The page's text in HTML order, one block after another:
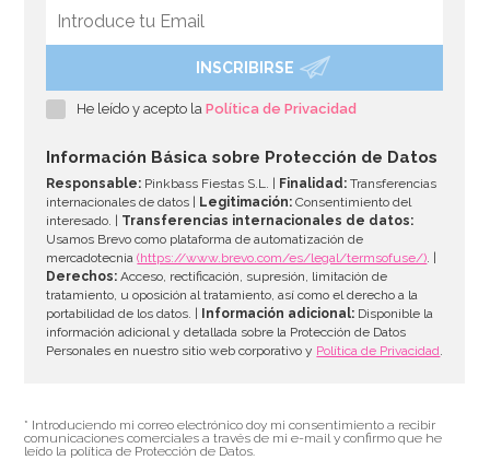
Nordic Ware Blossom
AÑADIR
INSCRIBIRSE
He leído y acepto laPolítica de Privacidad
Información Básica sobre Protección de Datos
Responsable: Pinkbass Fiestas S.L. | Finalidad: Transferencias
internacionales de datos |
Legitimación: Consentimiento del
interesado. | Transferencias internacionales de datos:
Usamos Brevo como plataforma de automatización de
mercadotecnia(https://www.brevo.com/es/legal/termsofuse/). |
Derechos: Acceso, rectificación, supresión, limitación de
tratamiento, u oposición al tratamiento, así como el derecho a la
portabilidad de los datos. |
Información adicional: Disponible la
información adicional y detallada sobre la Protección de Datos
Personales en nuestro sitio web corporativo y Política de Privacidad.
* Introduciendo mi correo electrónico doy mi consentimiento a recibir
comunicaciones comerciales a través de mi e-mail y confirmo que he
leído la política de Protección de Datos.